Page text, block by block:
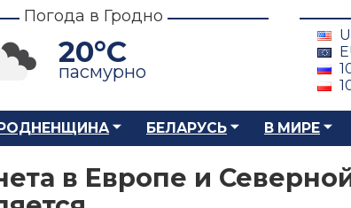
Погода в Гродно
20°C
пасмурно
БЕЛАРУСЬ В МИРЕ
в Европе и